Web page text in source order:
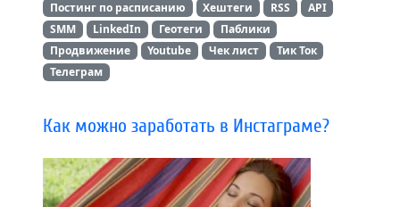
Постинг по расписанию
Хештеги RSS
API
SMM
LinkedIn Геотеги
Паблики
Продвижение
Youtube Чек лист
Тик Ток
Телеграм
Как можно заработать в Инстаграме?